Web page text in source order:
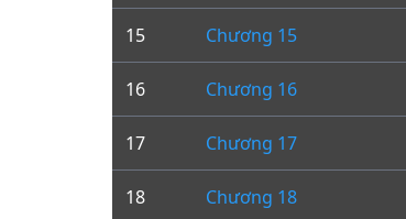
15 Chương 15
16 Chương 16
17 Chương 17
18 Chương 18